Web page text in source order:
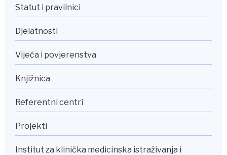
Statut i pravilnici
Djelatnosti
Vijeća i povjerenstva
Knjižnica
Referentni centri
Projekti
Institut za klinička medicinska istraživanja i